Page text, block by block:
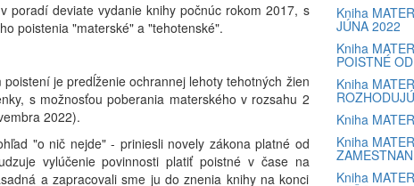
poradí deviate vydanie knihy počnúc rokom 2017, s
poistenia "materské" a "tehotenské".
je predĺženie ochrannej lehoty tehotných žien
s možnosťou poberania materského v rozsahu 2
2022).
"o nič nejde" - priniesli novely zákona platné od
vylúčenie povinnosti platiť poistné v čase na
a zapracovali sme ju do znenia knihy na konci
Kniha
JÚNA 2022
Kniha
POISTNÉ
Kniha
Kniha
Kniha
Kniha